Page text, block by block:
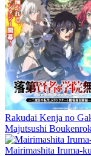
Rakudai Kenja no
Majutsushi
Mairimashita Iruma-